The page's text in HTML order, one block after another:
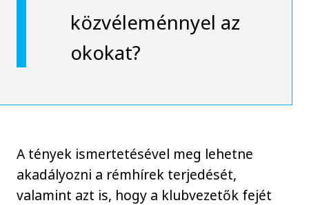
közvéleménnyel az
okokat?
A tények ismertetésével meg lehetne
akadályozni a rémhírek terjedését,
valamint azt is, hogy a klubvezetők fejét